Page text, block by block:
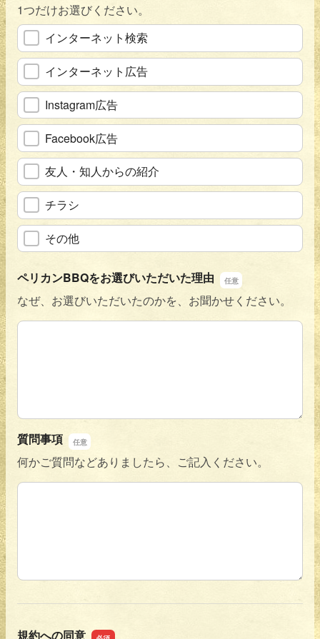
1つだけお選びください。
インターネット検索
インターネット広告
Instagram広告
Facebook広告
友人・知人からの紹介
チラシ
その他
ペリカンBBQをお選びいただいた理由
なぜ、お選びいただいたのかを、お聞かせください。
ペリカンBBQをお選びいただいた理由
質問事項
何かご質問などありましたら、ご記入ください。
質問事項
規約への同意